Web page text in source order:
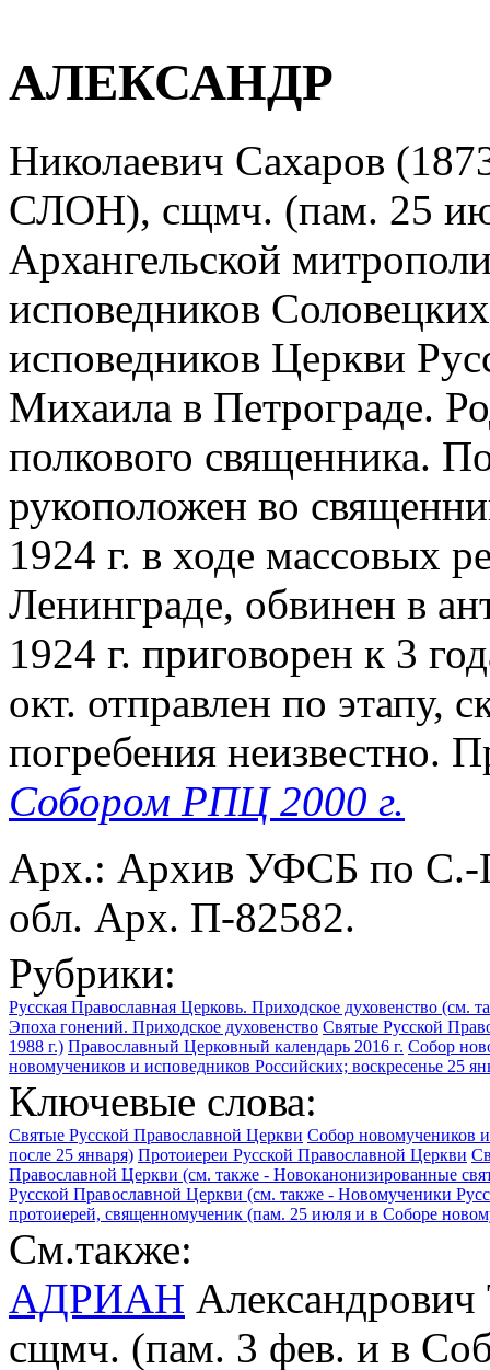
АЛЕКСАНДР
Николаевич Сахаров
СЛОН), сщмч. (пам. 25
Архангельской
исповедников
исповедников Церкви
Михаила в Петрограде.
полкового священника.
рукоположен во
1924 г. в ходе массовых
Ленинграде, обвинен в
1924 г. приговорен к 3
окт. отправлен по этапу,
погребения неизвестно.
Собором РПЦ 2000 г.
Арх.: Архив УФСБ по С.-
обл. Арх. П-82582.
Рубрики:
Русская Православная Церковь. Приходское духовенство (см.
Эпоха гонений. Приходское духовенство Святые Русской
1988 г.) Православный Церковный календарь 2016 г. Собор
новомучеников и исповедников Российских; воскресенье 25
Ключевые слова:
Святые Русской Православной Церкви Собор новомучеников
после 25 января) Протоиереи Русской Православной Церкви
Православной Церкви (см. также - Новоканонизированные
Русской Православной Церкви (см. также - Новомученики
протоиерей, священномученик (пам. 25 июля и в Соборе
См.также:
АДРИАН
сщмч. (пам. 3 фев. и в